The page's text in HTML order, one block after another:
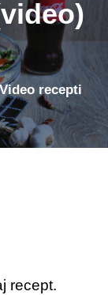
Video recepti
recept.